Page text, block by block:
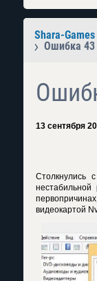
Shara-
Ошибка 43
13 сентября
Столкнулись
видеокартой